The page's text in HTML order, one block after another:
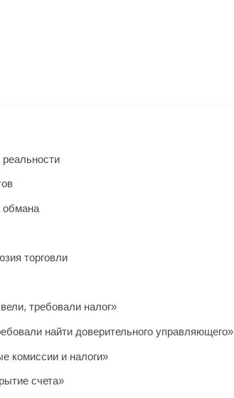
обмана
торговли
требовали налог»
найти доверительного управляющего»
комиссии и налоги»
счета»